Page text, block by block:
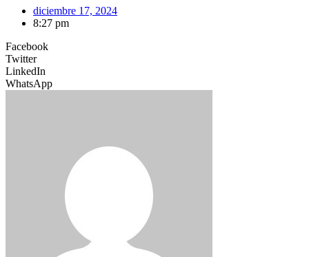
diciembre 17, 2024
8:27 pm
Facebook
Twitter
LinkedIn
WhatsApp